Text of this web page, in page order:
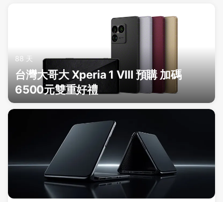
88 天
台灣大哥大 Xperia 1 VIII 預購 加碼
6500元雙重好禮